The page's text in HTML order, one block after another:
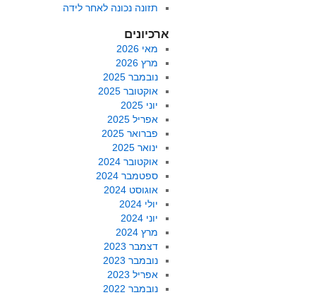
תזונה נכונה לאחר לידה
ארכיונים
מאי 2026
מרץ 2026
נובמבר 2025
אוקטובר 2025
יוני 2025
אפריל 2025
פברואר 2025
ינואר 2025
אוקטובר 2024
ספטמבר 2024
אוגוסט 2024
יולי 2024
יוני 2024
מרץ 2024
דצמבר 2023
נובמבר 2023
אפריל 2023
נובמבר 2022